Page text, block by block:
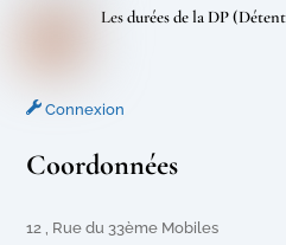
Les durées de la DP
Connexion
Coordonnées
12 , Rue du 33ème Mobiles